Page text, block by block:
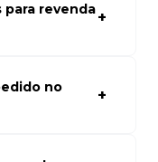
para revenda
preços
no